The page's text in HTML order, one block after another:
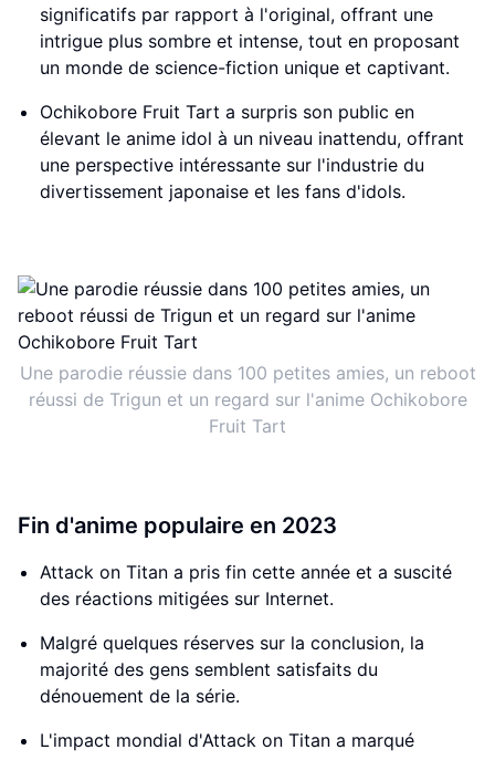
significatifs par rapport à l'original, offrant une
intrigue plus sombre et intense, tout en proposant
un monde de science-fiction unique et captivant.
Ochikobore Fruit Tart a surpris son public en
élevant le anime idol à un niveau inattendu, offrant
une perspective intéressante sur l'industrie du
divertissement japonaise et les fans d'idols.
Une parodie réussie dans 100 petites amies, un reboot
réussi de Trigun et un regard sur l'anime Ochikobore
Fruit Tart
Fin d'anime populaire en 2023
Attack on Titan a pris fin cette année et a suscité
des réactions mitigées sur Internet.
Malgré quelques réserves sur la conclusion, la
majorité des gens semblent satisfaits du
dénouement de la série.
L'impact mondial d'Attack on Titan a marqué